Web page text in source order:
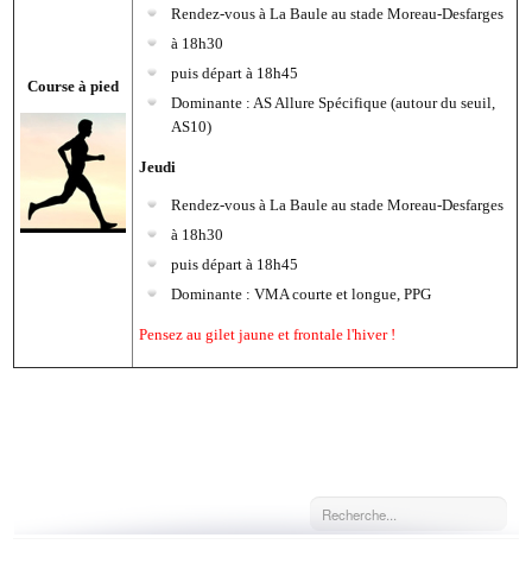
Course à pied
Rendez-vous à La Baule au stade Moreau-Desfarges
à 18h30
puis départ à 18h45
Dominante : AS Allure Spécifique (autour du seuil,
AS10)
Jeudi
Rendez-vous à La Baule au stade Moreau-Desfarges
à 18h30
puis départ à 18h45
Dominante : VMA courte et longue, PPG
Pensez au gilet jaune et frontale l'hiver !